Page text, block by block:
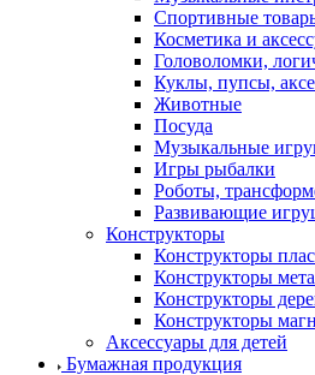
Спортивные
Косметика и
Головоломки,
Куклы, пупсы,
Животные
Посуда
Музыкальные
Игры рыбалки
Роботы,
Развивающие
Конструкторы
Конструкторы
Конструкторы
Конструкторы
Конструкторы
Аксессуары для детей
Бумажная продукция